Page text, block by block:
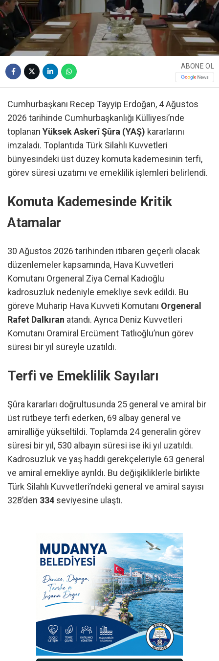
ABONE OL
Cumhurbaşkanı Recep Tayyip Erdoğan, 4 Ağustos
2026 tarihinde Cumhurbaşkanlığı Külliyesi’nde
toplanan Yüksek Askerî Şûra (YAŞ) kararlarını
imzaladı. Toplantıda Türk Silahlı Kuvvetleri
bünyesindeki üst düzey komuta kademesinin terfi,
görev süresi uzatımı ve emeklilik işlemleri belirlendi.
Komuta Kademesinde Kritik
Atamalar
30 Ağustos 2026 tarihinden itibaren geçerli olacak
düzenlemeler kapsamında, Hava Kuvvetleri
Komutanı Orgeneral Ziya Cemal Kadıoğlu
kadrosuzluk nedeniyle emekliye sevk edildi. Bu
göreve Muharip Hava Kuvveti Komutanı Orgeneral
Rafet Dalkıran atandı. Ayrıca Deniz Kuvvetleri
Komutanı Oramiral Ercüment Tatlıoğlu’nun görev
süresi bir yıl süreyle uzatıldı.
Terfi ve Emeklilik Sayıları
Şûra kararları doğrultusunda 25 general ve amiral bir
üst rütbeye terfi ederken, 69 albay general ve
amiralliğe yükseltildi. Toplamda 24 generalin görev
süresi bir yıl, 530 albayın süresi ise iki yıl uzatıldı.
Kadrosuzluk ve yaş haddi gerekçeleriyle 63 general
ve amiral emekliye ayrıldı. Bu değişikliklerle birlikte
Türk Silahlı Kuvvetleri’ndeki general ve amiral sayısı
328’den 334 seviyesine ulaştı.